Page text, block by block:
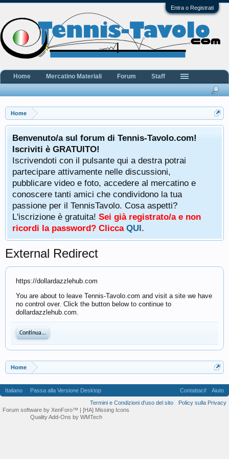
Entra o Registrati
Home
Benvenuto/a sul forum di Tennis-Tavolo.com!
Iscriviti è GRATUITO!
Iscrivendoti con il pulsante qui a destra potrai
partecipare attivamente nelle discussioni,
pubblicare video e foto, accedere al mercatino e
conoscere tanti amici che condividono la tua
passione per il TennisTavolo. Cosa aspetti?
L'iscrizione è gratuita! Sei già registrato/a e non
ricordi la password? Clicca QUI.
External Redirect
https://dollardazzlehub.com
You are about to leave Tennis-Tavolo.com and visit a site we have
no control over. Click the button below to continue to
dollardazzlehub.com.
Continua...
Home
Home Mercatino Materiali Forum Staff
Italiano Passa alla Versione Desktop Contattaci!
Aiuto
Termini e Condizioni d'uso del sito
Policy sulla Privacy
Forum software by XenForo™ | [HA] Missing Icons
Quality Add-Ons by WMTech